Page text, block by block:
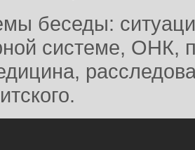
беседы:
системе, ОНК,